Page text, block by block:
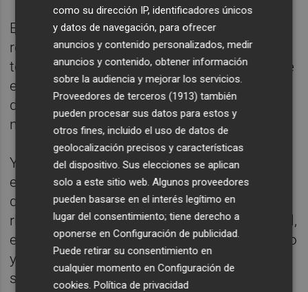
El valenciano encadenó su tercer 'break'
rompiendo de nuevo a su rival al inicio del
tercer set, pero Sonego le devolvió el quiebre
en el sexto y el partido desembocó en un
duro intercambió desde el fondo donde
nadie quería ceder ventaja.
Y ahí el más sólido fue Lorenzo Sonego,
empeñado en pasar siempre una bola más
que Martínez, hasta provocar el fallo de su
rival. Físicamente más entero que el español,
el italiano logró el quiebre en el noveno juego
y ganar con facilidad su saque en el
siguiente para cerrar el duelo por 6-4.
como su dirección IP, identificadores únicos
y datos de navegación, para ofrecer
anuncios y contenido personalizados, medir
anuncios y contenido, obtener información
sobre la audiencia y mejorar los servicios.
Proveedores de terceros (1913) también
pueden procesar sus datos para estos y
otros fines, incluido el uso de datos de
geolocalización precisos y características
del dispositivo. Sus elecciones se aplican
solo a este sitio web. Algunos proveedores
pueden basarse en el interés legítimo en
lugar del consentimiento; tiene derecho a
oponerse enConfiguración de publicidad.
Puede retirar su consentimiento en
cualquier momento enConfiguración de
cookies.Política de privacidad